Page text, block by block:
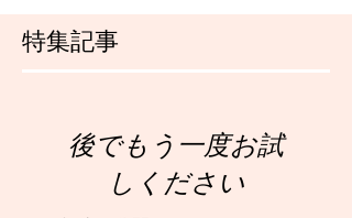
特集記事
後でもう一度お試
しください